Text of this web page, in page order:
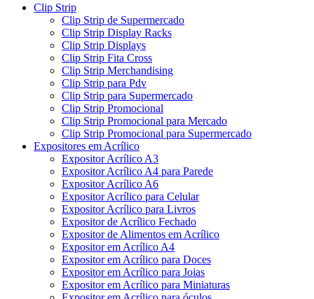
Clip Strip
Clip Strip de Supermercado
Clip Strip Display Racks
Clip Strip Displays
Clip Strip Fita Cross
Clip Strip Merchandising
Clip Strip para Pdv
Clip Strip para Supermercado
Clip Strip Promocional
Clip Strip Promocional para Mercado
Clip Strip Promocional para Supermercado
Expositores em Acrílico
Expositor Acrílico A3
Expositor Acrílico A4 para Parede
Expositor Acrílico A6
Expositor Acrílico para Celular
Expositor Acrílico para Livros
Expositor de Acrílico Fechado
Expositor de Alimentos em Acrílico
Expositor em Acrílico A4
Expositor em Acrílico para Doces
Expositor em Acrílico para Joias
Expositor em Acrílico para Miniaturas